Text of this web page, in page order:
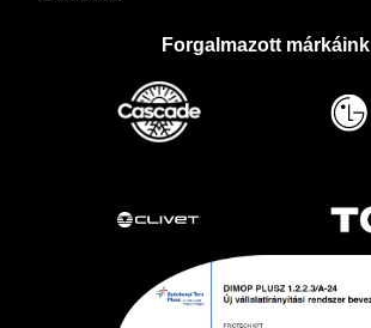
Forgalmazott márkáink